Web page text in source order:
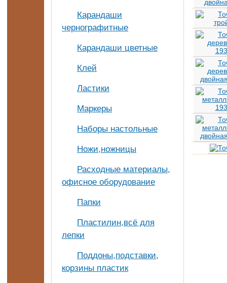
Карандаши
чернографитные
Карандаши цветные
Клей
Ластики
Маркеры
Наборы настольные
Ножи,ножницы
Расходные материалы,
офисное оборудование
Папки
Пластилин,всё для
лепки
Поддоны,подставки,
корзины пластик